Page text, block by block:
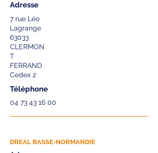
Adresse
7 rue Léo
Lagrange
63033
CLERMON
T
FERRAND
Cedex 2
Téléphone
04 73 43 16 00
DREAL BASSE-NORMANDIE